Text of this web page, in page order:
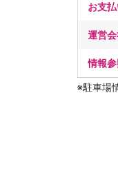
お支
運営
情報
※駐車場